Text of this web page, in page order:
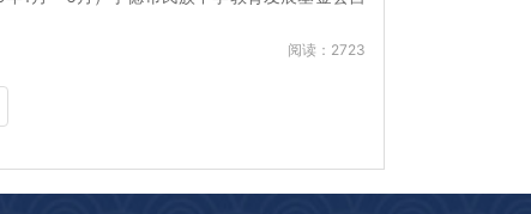
阅读：2723